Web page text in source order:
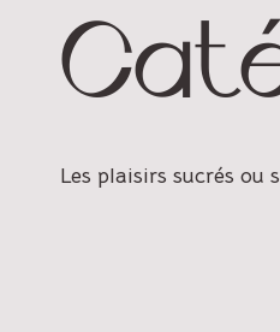
Les plaisirs sucrés ou